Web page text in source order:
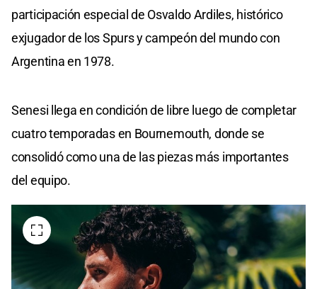
participación especial de Osvaldo Ardiles, histórico
exjugador de los Spurs y campeón del mundo con
Argentina en 1978.
Senesi llega en condición de libre luego de completar
cuatro temporadas en Bournemouth, donde se
consolidó como una de las piezas más importantes
del equipo.